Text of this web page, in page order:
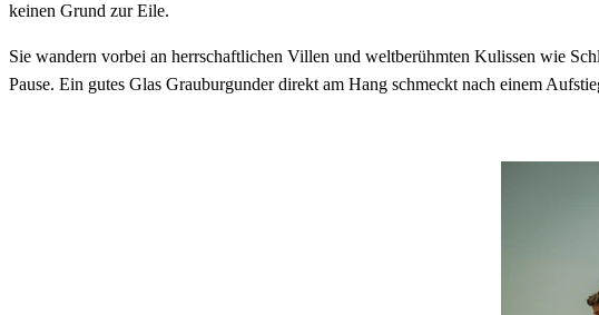
keinen Grund zur Eile.
Sie wandern vorbei an herrschaftlichen Villen und weltberühmten Kulissen wie
Pause. Ein gutes Glas Grauburgunder direkt am Hang schmeckt nach einem